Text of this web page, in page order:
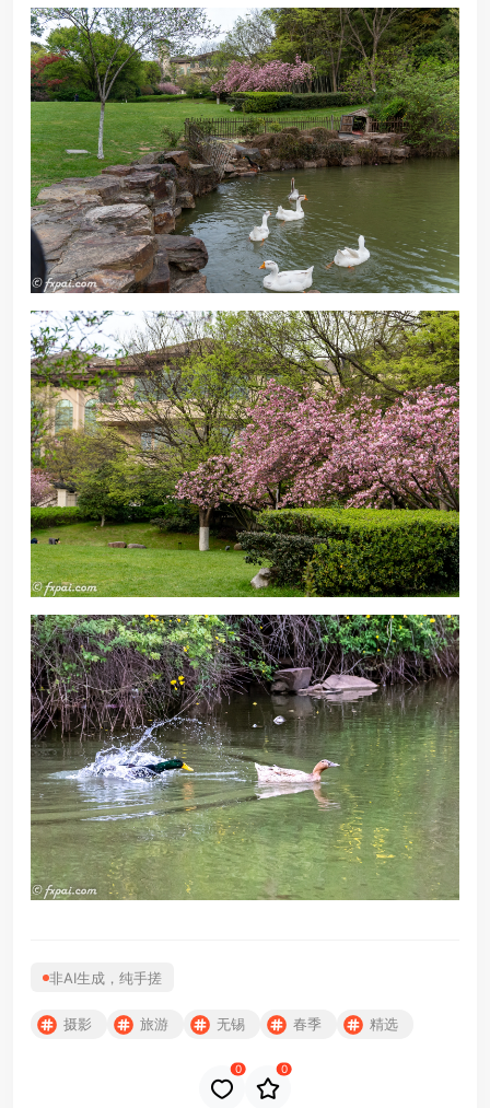
非AI生成，纯手搓
摄影 旅游 无锡 春季 精选
0 0